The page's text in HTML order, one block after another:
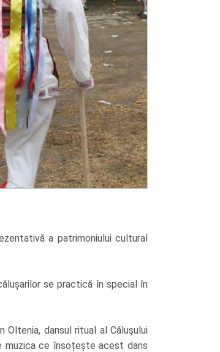
a patrimoniului cultural
se practică în special în
Oltenia, dansul ritual al Căluşului
muzica ce însoțește acest dans